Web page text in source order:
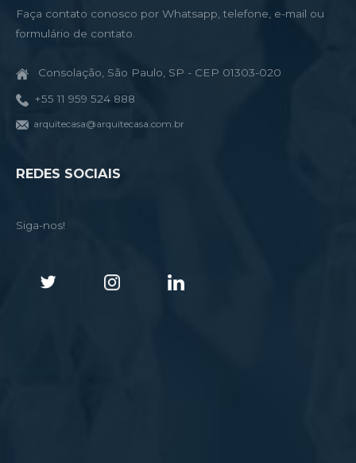
Faça contato conosco por Whatsapp, telefone, e-mail ou
formulário de contato.
Consolação, São Paulo, SP - CEP 01303-020
+55 11 959 524 888
arquitecasa@arquitecasa.com.br
REDES SOCIAIS
Siga-nos!